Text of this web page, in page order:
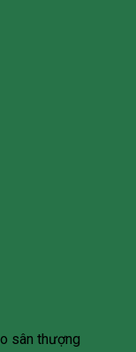
sân thượng